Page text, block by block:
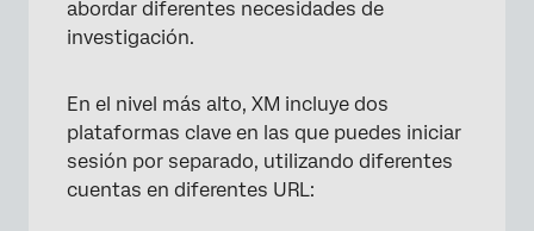
abordar diferentes necesidades de
investigación.
En el nivel más alto, XM incluye dos
plataformas clave en las que puedes iniciar
sesión por separado, utilizando diferentes
cuentas en diferentes URL: